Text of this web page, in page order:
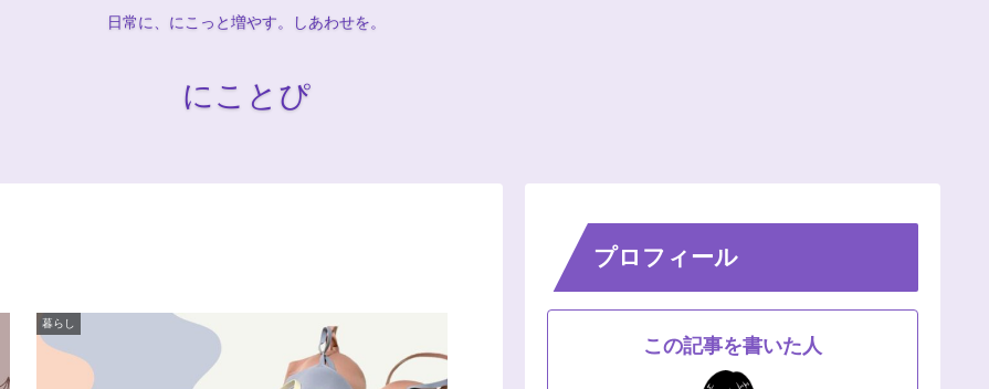
日常に、にこっと増やす。しあわせを。
にことぴ
暮らし
プロフィール
この記事を書いた人